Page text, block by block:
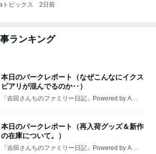
トピックス 2日前
ランキング
本日のパークレポート（なぜこんなにイクス
ピアリが混んでるのか‥）
「吉田さんちのファミリー日記」Powered by Ame
本日のパークレポート（再入荷グッズ＆新作
の在庫について。）
「吉田さんちのファミリー日記」Powered by Ame